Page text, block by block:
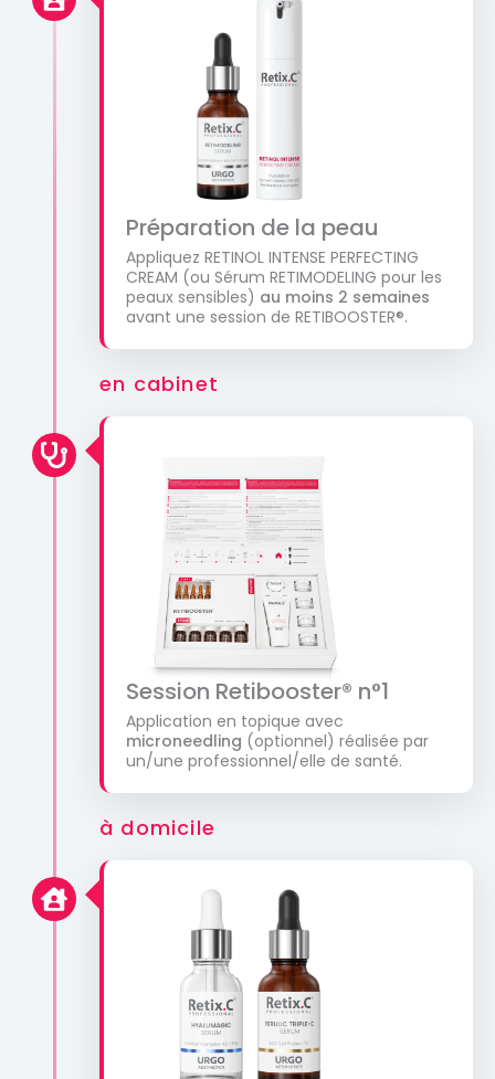
Préparation de la peau
Appliquez RETINOL INTENSE PERFECTING
CREAM (ou Sérum RETIMODELING pour les
peaux sensibles) au moins 2 semaines
avant une session de RETIBOOSTER®.
en cabinet
Session Retibooster® n°1
Application en topique avec
microneedling (optionnel) réalisée par
un/une professionnel/elle de santé.
à domicile